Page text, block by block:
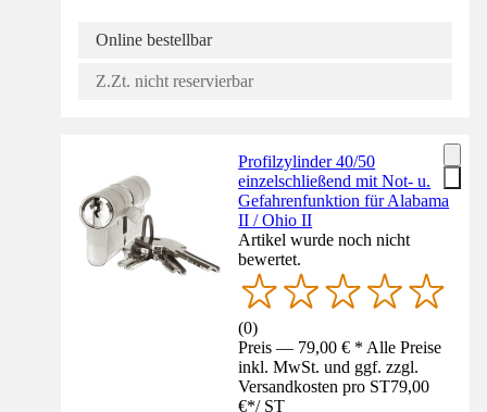
Online bestellbar
Z.Zt. nicht reservierbar
Profilzylinder 40/50
einzelschließend mit Not- u.
Gefahrenfunktion für Alabama
II / Ohio II
Artikel wurde noch nicht
bewertet.
(0)
Preis — 79,00 € * Alle Preise
inkl. MwSt. und ggf. zzgl.
Versandkosten pro ST79,00
€*/ ST